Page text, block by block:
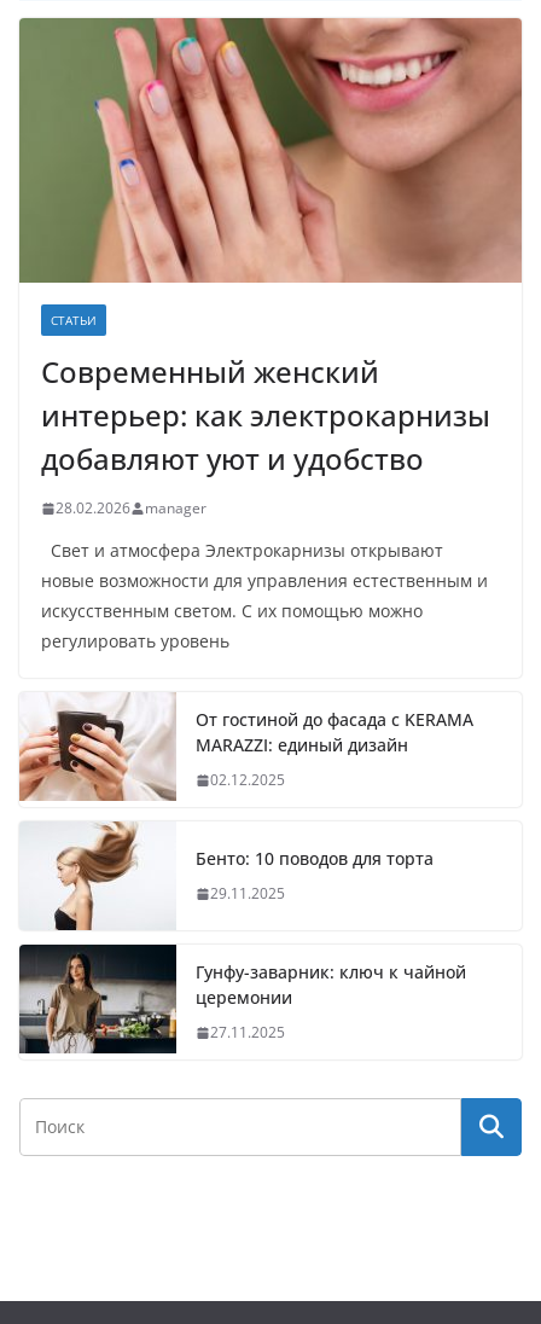
СТАТЬИ
Современный женский
интерьер: как электрокарнизы
добавляют уют и удобство
28.02.2026 manager
Свет и атмосфера Электрокарнизы открывают
новые возможности для управления естественным и
искусственным светом. С их помощью можно
регулировать уровень
От гостиной до фасада с KERAMA
MARAZZI: единый дизайн
02.12.2025
Бенто: 10 поводов для торта
29.11.2025
Гунфу-заварник: ключ к чайной
церемонии
27.11.2025